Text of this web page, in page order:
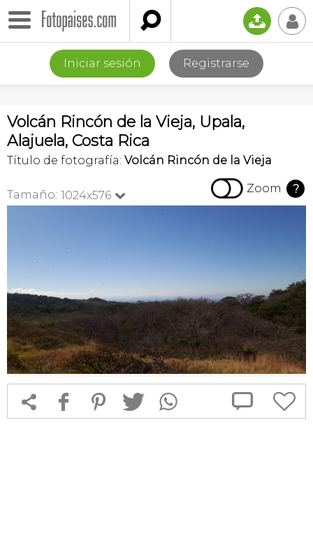
 📤 👤
Iniciar sesión Registrarse
Volcán Rincón de la Vieja, Upala,
Alajuela, Costa Rica
Título de fotografía: Volcán Rincón de la Vieja
Tamaño: 1024x576   Zoom ?
 f 1 T  